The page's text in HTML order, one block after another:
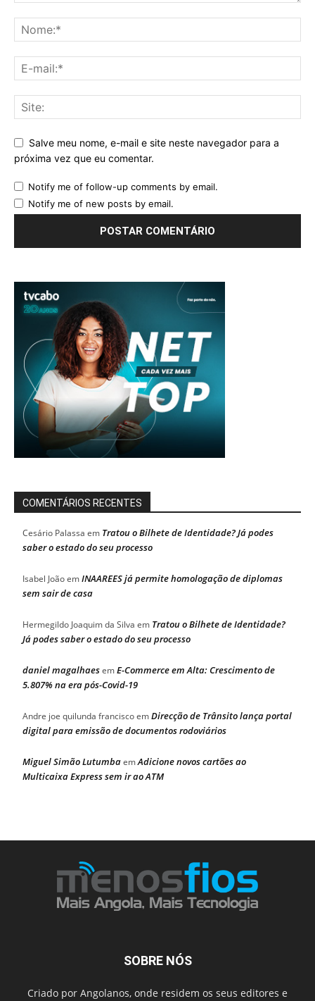
Salve meu nome, e-mail e site neste navegador para a
próxima vez que eu comentar.
Notify me of follow-up comments by email.
Notify me of new posts by email.
COMENTÁRIOS RECENTES
Cesário Palassa em Tratou o Bilhete de Identidade? Já podes
saber o estado do seu processo
Isabel JoãoemINAAREES já permite homologação de diplomas
sem sair de casa
Hermegildo Joaquim da Silva em Tratou o Bilhete de Identidade?
Já podes saber o estado do seu processo
daniel magalhaesemE-Commerce em Alta: Crescimento de
5.807% na era pós-Covid-19
Andre joe quilunda franciscoemDirecção de Trânsito lança portal
digital para emissão de documentos rodoviários
Miguel Simão LutumbaemAdicione novos cartões ao
Multicaixa Express sem ir ao ATM
SOBRE NÓS
Criado por Angolanos, onde residem os seus editores e